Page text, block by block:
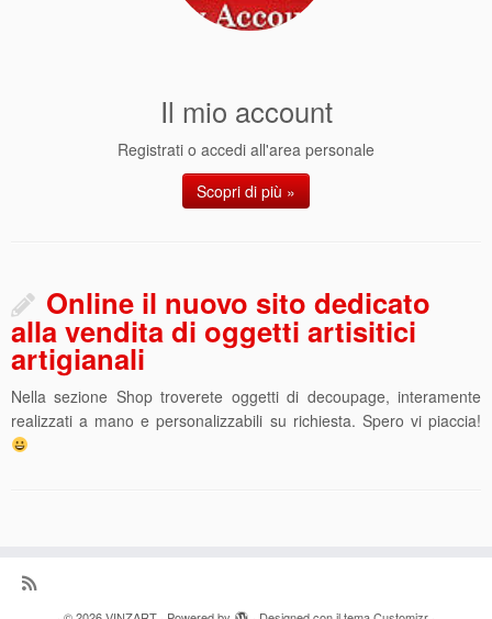
Il mio account
Registrati o accedi all'area personale
Scopri di più »
Online il nuovo sito dedicato
alla vendita di oggetti artisitici
artigianali
Nella sezione Shop troverete oggetti di decoupage, interamente
realizzati a mano e personalizzabili su richiesta. Spero vi piaccia!